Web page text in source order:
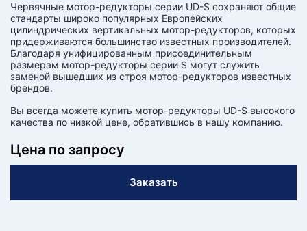
Червячные мотор-редукторы серии UD-S сохраняют общие
стандарты широко популярных Европейских
цилиндрических вертикальных мотор-редукторов, которых
придерживаются большинство известных производителей.
Благодаря унифицированным присоединительным
размерам мотор-редукторы серии S могут служить
заменой вышедших из строя мотор-редукторов известных
брендов.
Вы всегда можете купить мотор-редукторы UD-S высокого
качества по низкой цене, обратившись в нашу компанию.
Цена по запросу
Заказать